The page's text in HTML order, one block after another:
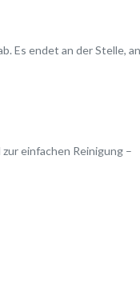
Es endet an der Stelle,
einfachen Reinigung –